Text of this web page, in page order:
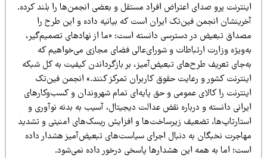
پرو صدای اعتراض افراد مستقل و بعضی انجمن‌ها را بلند کرده.
انجمن فین‌تک ایران است که بیانیه داده و این طرح را
تبعیض در دسترسی دانسته است: «ما از نهادهای تصمیم‌گیر،
وزارت ارتباطات و شورای‌عالی فضای مجازی می‌خواهیم که
تعریف طرح‌های تبعیض‌آمیز، بر بازگرداندن کیفیت به کل شبکه
کشور و رعایت حقوق کاربران تمرکز کنند.» انجمن فین‌تک
را کالای عمومی و حق پایه‌ای تمام شهروندان و کسب‌وکارهای
دانسته و درباره نقض عدالت دیجیتال، آسیب به بدنه نوآوری و
تضعیف زیرساخت‌ها و افزایش ریسک‌های امنیتی و تشدید
نخبگان به دنبال اجرای سیاست‌های تبعیض‌آمیز هشدار داده
اما به همه این هشدارها پاسخی درخور داده نمی‌شود.